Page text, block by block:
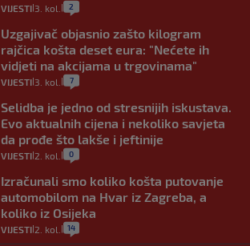
VIJESTI 3. kol. 2
Uzgajivač objasnio zašto kilogram
rajčica košta deset eura: "Nećete ih
vidjeti na akcijama u trgovinama"
VIJESTI 3. kol. 7
Selidba je jedno od stresnijih iskustava.
Evo aktualnih cijena i nekoliko savjeta
da prođe što lakše i jeftinije
VIJESTI 2. kol. 0
Izračunali smo koliko košta putovanje
automobilom na Hvar iz Zagreba, a
koliko iz Osijeka
VIJESTI 2. kol. 14